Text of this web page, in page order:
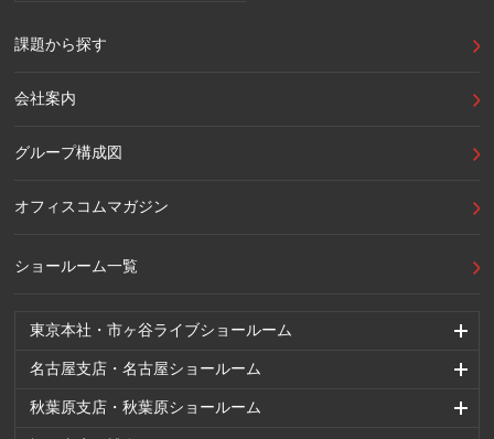
東京本社・市ヶ谷ライブショールーム
名古屋支店・名古屋ショールーム
秋葉原支店・秋葉原ショールーム
課題から探す
会社案内
グループ構成図
オフィスコムマガジン
ショールーム一覧